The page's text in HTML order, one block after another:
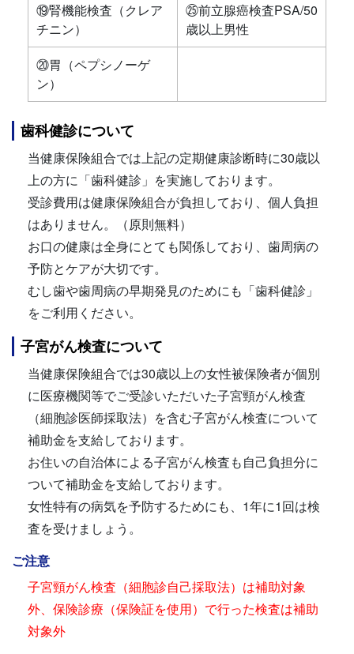
⑲腎機能検査（クレア
チニン）
㉕前立腺癌検査PSA/50
歳以上男性
⑳胃（ペプシノーゲ
ン）
歯科健診について
当健康保険組合では上記の定期健康診断時に30歳以
上の方に「歯科健診」を実施しております。
受診費用は健康保険組合が負担しており、個人負担
はありません。（原則無料）
お口の健康は全身にとても関係しており、歯周病の
予防とケアが大切です。
むし歯や歯周病の早期発見のためにも「歯科健診」
をご利用ください。
子宮がん検査について
当健康保険組合では30歳以上の女性被保険者が個別
に医療機関等でご受診いただいた子宮頸がん検査
（細胞診医師採取法）を含む子宮がん検査について
補助金を支給しております。
お住いの自治体による子宮がん検査も自己負担分に
ついて補助金を支給しております。
女性特有の病気を予防するためにも、1年に1回は検
査を受けましょう。
ご注意
子宮頸がん検査（細胞診自己採取法）は補助対象
外、保険診療（保険証を使用）で行った検査は補助
対象外